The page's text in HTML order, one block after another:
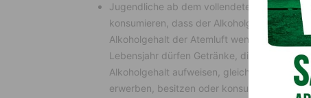
Jugendliche ab dem vollendetem 16.
konsumieren, dass der Alkoholgehalt des
Alkoholgehalt der Atemluft weniger als
Lebensjahr dürfen Getränke, die
Alkoholgehalt aufweisen, gleichgültig ob
erwerben, besitzen oder konsumieren.